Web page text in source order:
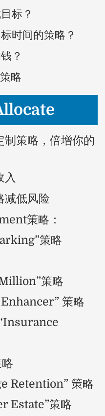
标？
时间的策略？
？
略
制策略，倍增你的
入
减低风险
策略：
策略
策略
策略
Retention” 策略
Estate”策略